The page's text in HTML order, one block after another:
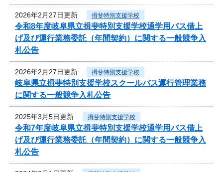
2026年2月27日更新 揖斐特別支援学校
令和8年度岐阜県立揖斐特別支援学校通学用バス借上
げ及び運行業務委託（年間契約）に関する一般競争入
札公告
2026年2月27日更新 揖斐特別支援学校
岐阜県立揖斐特別支援学校スクールバス運行管理業務
に関する一般競争入札公告
2025年3月5日更新 揖斐特別支援学校
令和7年度岐阜県立揖斐特別支援学校通学用バス借上
げ及び運行業務委託（年間契約）に関する一般競争入
札公告